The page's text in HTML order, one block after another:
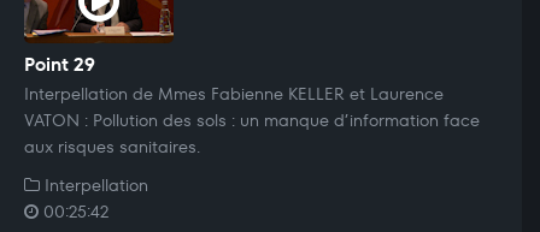
Point 29
Interpellation de Mmes Fabienne KELLER et Laurence
VATON : Pollution des sols : un manque d’information face
aux risques sanitaires.
Interpellation
00:25:42